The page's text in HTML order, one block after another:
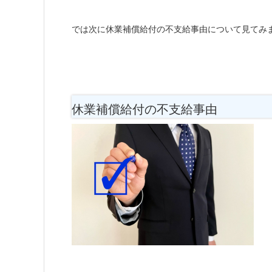
では次に休業補償給付の不支給事由について見てみ
休業補償給付の不支給事由